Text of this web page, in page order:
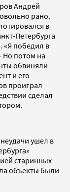
Андрей
рано.
в
Петербурга
«Я победил в
Но потом на
обвиняли
и его
проиграл
сделал
ушел в
старинных
объекты были